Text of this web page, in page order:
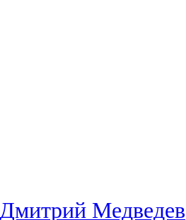
Дмитрий Медведев